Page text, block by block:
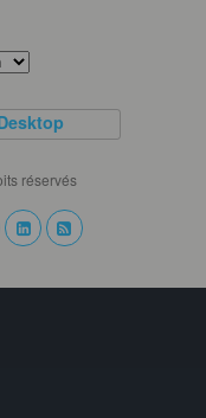
réservés